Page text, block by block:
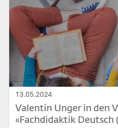
13.05.2024
Valentin Unger in den
«Fachdidaktik Deutsch